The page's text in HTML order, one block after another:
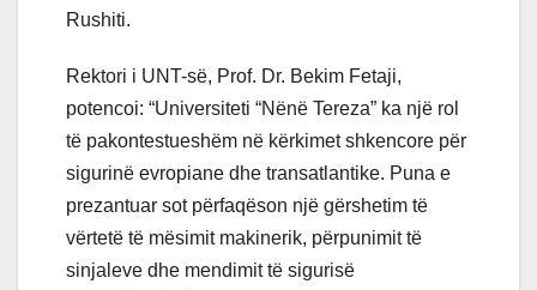
Rushiti.
Rektori i UNT-së, Prof. Dr. Bekim Fetaji,
potencoi: “Universiteti “Nënë Tereza” ka një rol
të pakontestueshëm në kërkimet shkencore për
sigurinë evropiane dhe transatlantike. Puna e
prezantuar sot përfaqëson një gërshetim të
vërtetë të mësimit makinerik, përpunimit të
sinjaleve dhe mendimit të sigurisë